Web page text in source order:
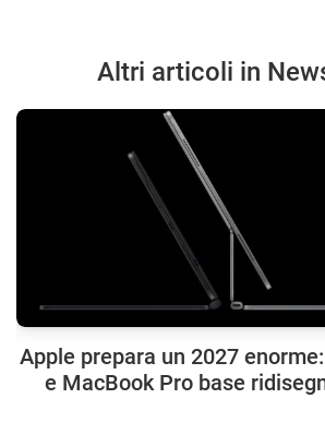
Altri articoli in
Apple prepara un 2027
e MacBook Pro base